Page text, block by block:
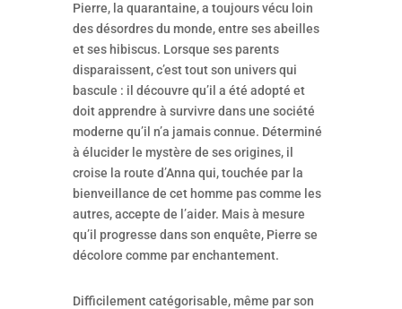
Pierre, la quarantaine, a toujours vécu loin
des désordres du monde, entre ses abeilles
et ses hibiscus. Lorsque ses parents
disparaissent, c’est tout son univers qui
bascule : il découvre qu’il a été adopté et
doit apprendre à survivre dans une société
moderne qu’il n’a jamais connue. Déterminé
à élucider le mystère de ses origines, il
croise la route d’Anna qui, touchée par la
bienveillance de cet homme pas comme les
autres, accepte de l’aider. Mais à mesure
qu’il progresse dans son enquête, Pierre se
décolore comme par enchantement.
Difficilement catégorisable, même par son